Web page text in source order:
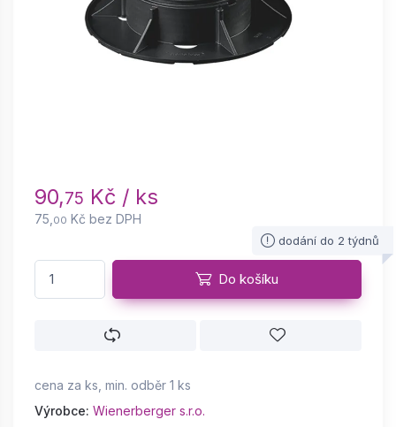
90,75 Kč / ks
75, 00 Kč bez DPH
dodání do 2 týdnů
Do košíku
cena za ks, min. odběr 1 ks
Výrobce: Wienerberger s.r.o.